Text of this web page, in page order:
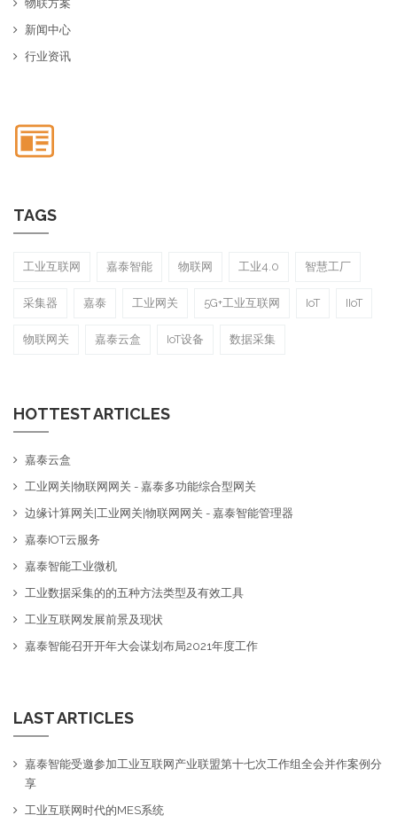
物联方案
新闻中心
行业资讯
TAGS
工业互联网 嘉泰智能 物联网 工业4.0 智慧工厂
采集器 嘉泰 工业网关 5G+工业互联网 IoT IIoT
物联网关 嘉泰云盒 IoT设备 数据采集
HOTTEST ARTICLES
嘉泰云盒
工业网关|物联网网关 - 嘉泰多功能综合型网关
边缘计算网关|工业网关|物联网网关 - 嘉泰智能管理器
嘉泰IOT云服务
嘉泰智能工业微机
工业数据采集的的五种方法类型及有效工具
工业互联网发展前景及现状
嘉泰智能召开开年大会谋划布局2021年度工作
LAST ARTICLES
嘉泰智能受邀参加工业互联网产业联盟第十七次工作组全会并作案例分
享
工业互联网时代的MES系统